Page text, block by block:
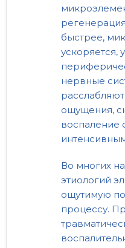
быстрее,
ускоряется,
нервные
ощущения,
воспаление
Во многих
этиологий
ощутимую
процессу.